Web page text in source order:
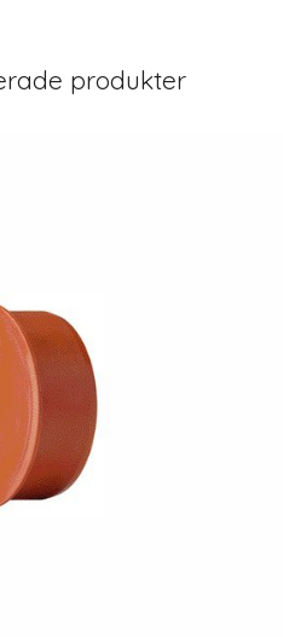
produkter